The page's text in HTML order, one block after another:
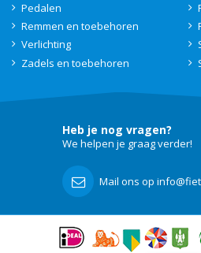
Pedalen
Remmen en toebehoren
Verlichting
Zadels en toebehoren
Heb je nog vragen?
We helpen je graag verder!
Mail ons op